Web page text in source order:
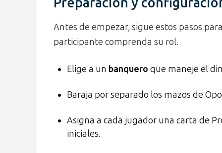
Antes de empezar, sigue estos pasos
participante comprenda su rol.
Elige a un banquero que maneje el
Baraja por separado los mazos de
Asigna a cada jugador una carta de
iniciales.